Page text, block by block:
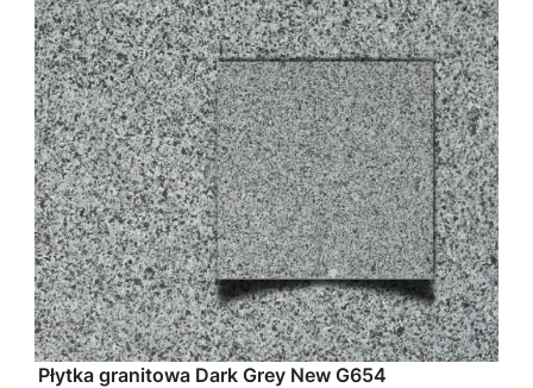
Płytka granitowa Dark Grey New G654